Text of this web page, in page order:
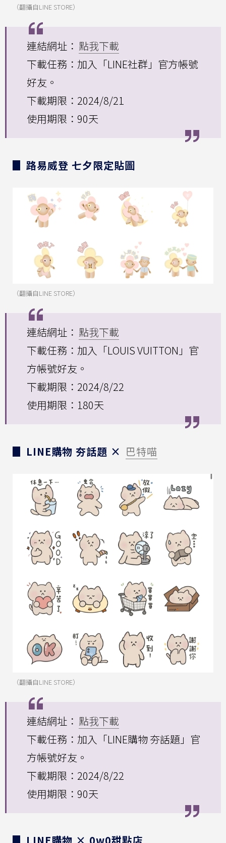
（翻攝自LINE STORE）
連結網址： 點我下載
下載任務：加入「LINE社群」官方帳號
好友。
下載期限：2024/8/21
使用期限：90天
▊ 路易威登 七夕限定貼圖
（翻攝自LINE STORE）
連結網址： 點我下載
下載任務：加入「LOUIS VUITTON」官
方帳號好友。
下載期限：2024/8/22
使用期限：180天
▊ LINE購物 夯話題 × 巴特喵
（翻攝自LINE STORE）
連結網址： 點我下載
下載任務：加入「LINE購物 夯話題」官
方帳號好友。
下載期限：2024/8/22
使用期限：90天